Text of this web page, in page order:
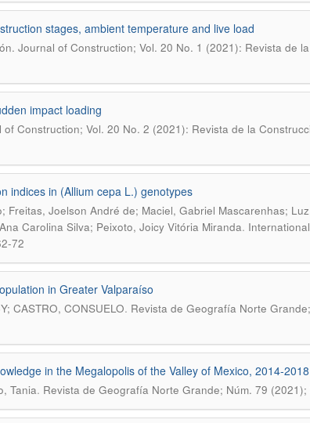
stages, ambient temperature and live load
Journal of Construction; Vol. 20 No. 1 (2021): Revista de la
impact loading
Construction; Vol. 20 No. 2 (2021): Revista de la
indices in (Allium cepa L.) genotypes
Joelson André de; Maciel, Gabriel Mascarenhas;
Carolina Silva; Peixoto, Joicy Vitória Miranda.
72
in Greater Valparaíso
CASTRO, CONSUELO. Revista de Geografía Norte
in the Megalopolis of the Valley of Mexico, 2014-2018
Tania. Revista de Geografía Norte Grande; Núm. 79 (2021);